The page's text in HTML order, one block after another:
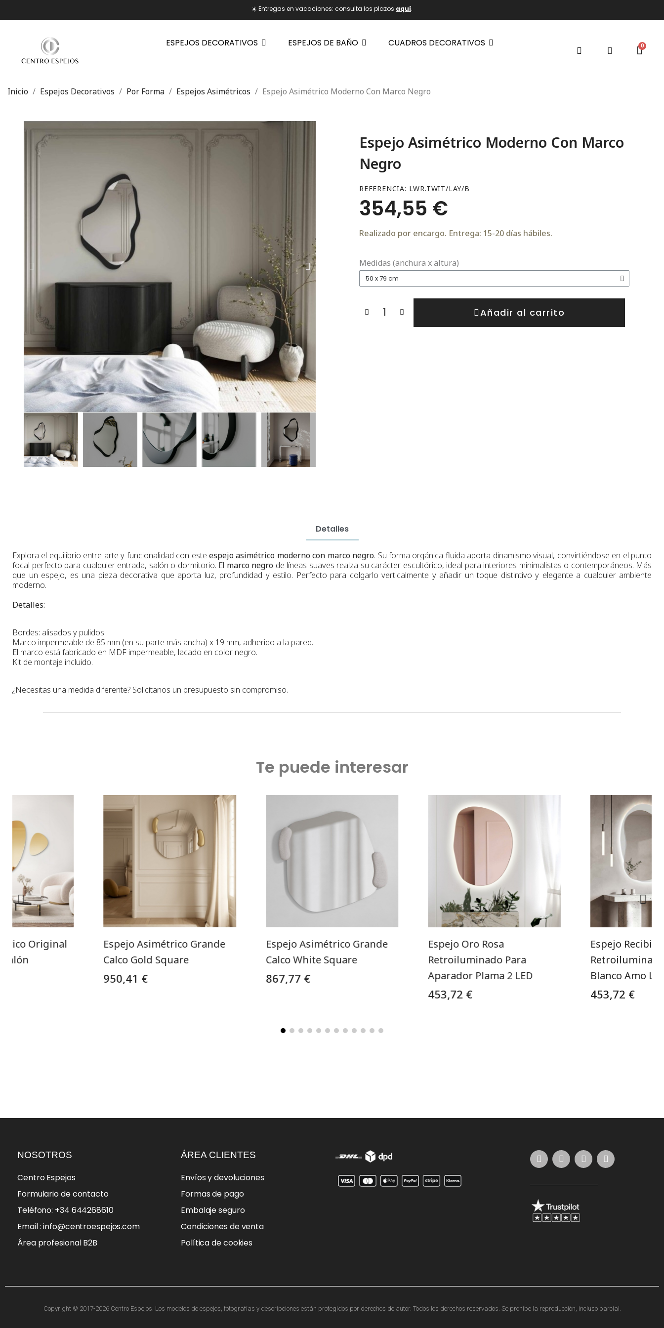
☀️ Entregas en vacaciones: consulta los plazos aquí.
ESPEJOS DECORATIVOS ESPEJOS DE BAÑO CUADROS DECORATIVOS
Inicio Espejos Decorativos Por Forma Espejos Asimétricos Espejo Asimétrico Moderno Con Marco Negro
Espejo Asimétrico Moderno Con Marco
Negro
REFERENCIA LWR.TWIT/LAY/B
354,55 €
Realizado por encargo. Entrega: 15-20 días hábiles.
Medidas (anchura x altura)
Añadir al carrito
Detalles
Explora el equilibrio entre arte y funcionalidad con este espejo asimétrico moderno con marco negro. Su forma orgánica fluida aporta dinamismo visual, convirtiéndose en el punto
focal perfecto para cualquier entrada, salón o dormitorio. El marco negro de líneas suaves realza su carácter escultórico, ideal para interiores minimalistas o contemporáneos. Más
que un espejo, es una pieza decorativa que aporta luz, profundidad y estilo. Perfecto para colgarlo verticalmente y añadir un toque distintivo y elegante a cualquier ambiente
moderno.
Detalles:
Bordes: alisados y pulidos.
Marco impermeable de 85 mm (en su parte más ancha) x 19 mm, adherido a la pared.
El marco está fabricado en MDF impermeable, lacado en color negro.
Kit de montaje incluido.
¿Necesitas una medida diferente? Solicítanos un presupuesto sin compromiso.
Te puede interesar
Original
Espejo Asimétrico Grande
Calco Gold Square
950,41 €
Espejo Asimétrico Grande
Calco White Square
867,77 €
Espejo Oro Rosa
Retroiluminado Para
Aparador Plama 2 LED
453,72 €
Espejo
Blanco Amo
453,72 €
NOSOTROS
Centro Espejos
Formulario de contacto
Teléfono: +34 644268610
Email : info@centroespejos.com
Área profesional B2B
ÁREA CLIENTES
Envíos y devoluciones
Formas de pago
Embalaje seguro
Condiciones de venta
Política de cookies
Copyright © 2017-2026 Centro Espejos. Los modelos de espejos, fotografías y descripciones están protegidos por derechos de autor. Todos los derechos reservados. Se prohíbe la reproducción, incluso parcial.